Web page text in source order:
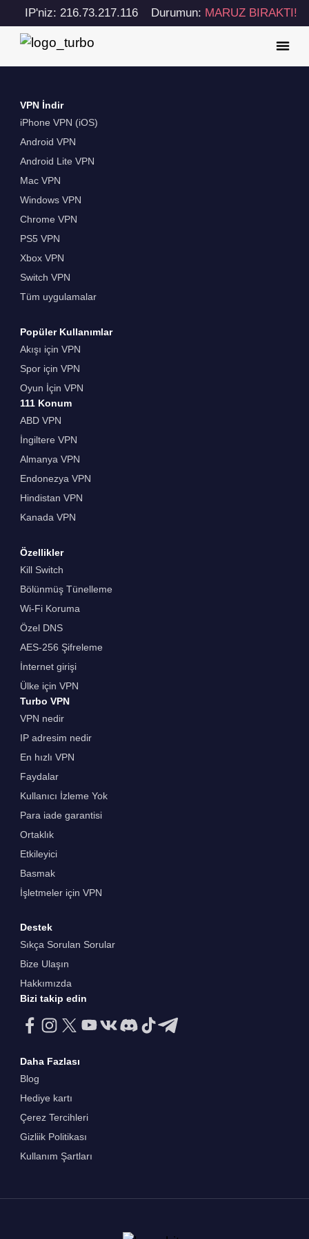
IP'niz: 216.73.217.116 Durumun: MARUZ BIRAKTI!
VPN İndir
iPhone VPN (iOS)
Android VPN
Android Lite VPN
Mac VPN
Windows VPN
Chrome VPN
PS5 VPN
Xbox VPN
Switch VPN
Tüm uygulamalar
Popüler Kullanımlar
Akışı için VPN
Spor için VPN
Oyun İçin VPN
111 Konum
ABD VPN
İngiltere VPN
Almanya VPN
Endonezya VPN
Hindistan VPN
Kanada VPN
Özellikler
Kill Switch
Bölünmüş Tünelleme
Wi-Fi Koruma
Özel DNS
AES-256 Şifreleme
İnternet girişi
Ülke için VPN
Turbo VPN
VPN nedir
IP adresim nedir
En hızlı VPN
Faydalar
Kullanıcı İzleme Yok
Para iade garantisi
Ortaklık
Etkileyici
Basmak
İşletmeler için VPN
Destek
Sıkça Sorulan Sorular
Bize Ulaşın
Hakkımızda
Bizi takip edin
Daha Fazlası
Blog
Hediye kartı
Çerez Tercihleri
Gizliik Politikası
Kullanım Şartları